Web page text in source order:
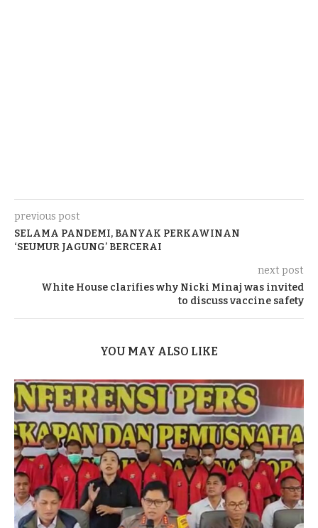
previous post
SELAMA PANDEMI, BANYAK PERKAWINAN
‘SEUMUR JAGUNG’ BERCERAI
next post
White House clarifies why Nicki Minaj was invited
to discuss vaccine safety
YOU MAY ALSO LIKE